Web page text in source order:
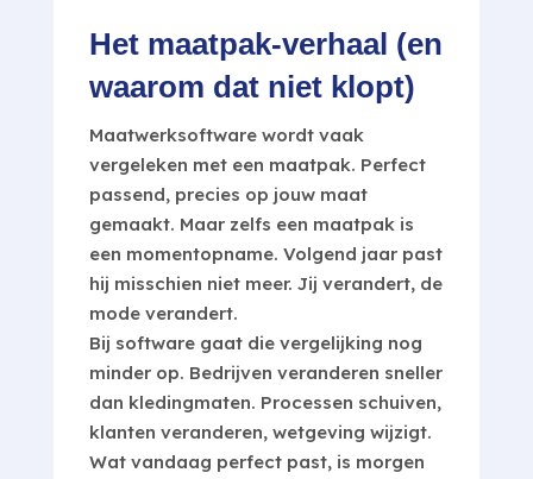
Het maatpak-verhaal (en
waarom dat niet klopt)
Maatwerksoftware wordt vaak
vergeleken met een maatpak. Perfect
passend, precies op jouw maat
gemaakt. Maar zelfs een maatpak is
een momentopname. Volgend jaar past
hij misschien niet meer. Jij verandert, de
mode verandert.
Bij software gaat die vergelijking nog
minder op. Bedrijven veranderen sneller
dan kledingmaten. Processen schuiven,
klanten veranderen, wetgeving wijzigt.
Wat vandaag perfect past, is morgen